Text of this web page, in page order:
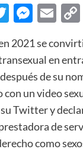
Twitter
2021 se
en
de su
con un video
Twitter y
de
como